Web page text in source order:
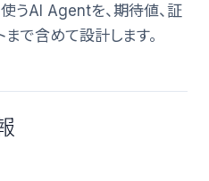
うAI Agentを、期待値、証
で含めて設計します。